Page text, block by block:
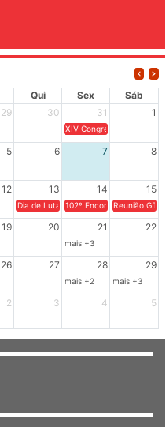
Qui Sex
Sáb
29 30 31 1
XIV Congresso Brasileiro
5 6 7 8
12 13 14 15
Dia de Luta em Defesa de Cuba e da
102º Encontro da
Reunião
19 20 21 22
mais +3
26 27 28 29
mais +2 mais +3
2 3 4 5